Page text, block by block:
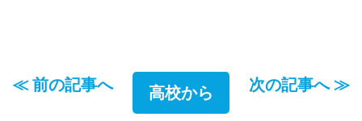
≪ 前の記事へ 高校から 次の記事へ ≫